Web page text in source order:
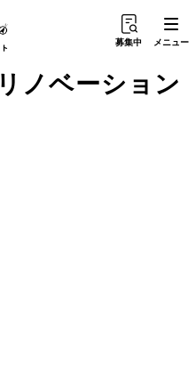
募集中 メニュー
リノベーション